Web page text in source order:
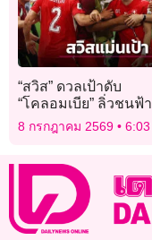
“สวิส” ดวลเป้าดับ
“โคลอมเบีย” ลิ่วชนฟ้
ทีมสุดท้ายบอลโลก
8 กรกฎาคม 2569